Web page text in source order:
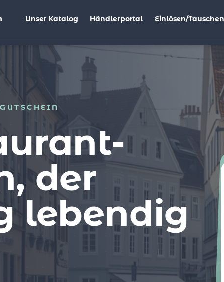
Unser Katalog Händlerportal Einlösen/Tauschen
der
lebendig